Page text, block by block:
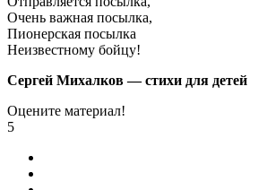
Очень важная посылка,
Пионерская посылка
Неизвестному бойцу!
Сергей Михалков — стихи для детей
Оцените материал!
5